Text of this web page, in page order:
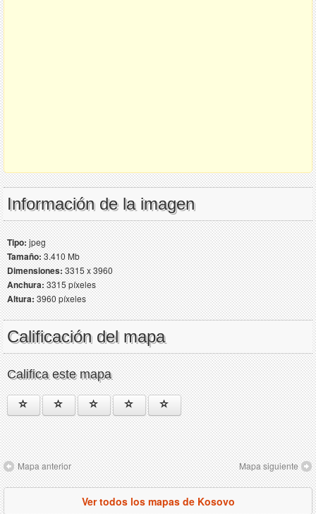
Información de la imagen
Tipo:jpeg
Tamaño:3.410 Mb
Dimensiones:3315 x 3960
Anchura:3315 píxeles
Altura:3960 píxeles
Calificación del mapa
Califica este mapa
Mapa anterior Mapa siguiente
Ver todos los mapas de Kosovo